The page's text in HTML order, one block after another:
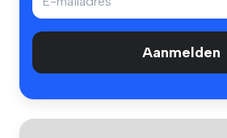
Aanmelden